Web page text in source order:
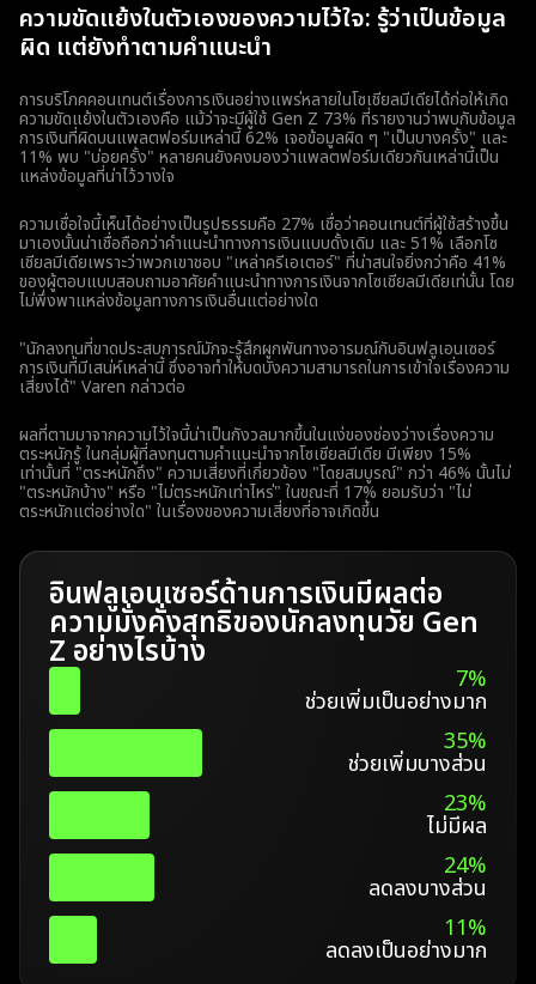
ความขัดแย้งในตัวเองของความไว้ใจ: รู้ว่าเป็นข้อมูล
ผิด แต่ยังทำตามคำแนะนำ
การบริโภคคอนเทนต์เรื่องการเงินอย่างแพร่หลายในโซเชียลมีเดียได้ก่อให้เกิด
ความขัดแย้งในตัวเองคือ แม้ว่าจะมีผู้ใช้ Gen Z 73% ที่รายงานว่าพบกับข้อมูล
การเงินที่ผิดบนแพลตฟอร์มเหล่านี้ 62% เจอข้อมูลผิด ๆ "เป็นบางครั้ง" และ
11% พบ "บ่อยครั้ง" หลายคนยังคงมองว่าแพลตฟอร์มเดียวกันเหล่านี้เป็น
แหล่งข้อมูลที่น่าไว้วางใจ
ความเชื่อใจนี้เห็นได้อย่างเป็นรูปธรรมคือ 27% เชื่อว่าคอนเทนต์ที่ผู้ใช้สร้างขึ้น
มาเองนั้นน่าเชื่อถือกว่าคำแนะนำทางการเงินแบบดั้งเดิม และ 51% เลือกโซ
เชียลมีเดียเพราะว่าพวกเขาชอบ "เหล่าครีเอเตอร์" ที่น่าสนใจยิ่งกว่าคือ 41%
ของผู้ตอบแบบสอบถามอาศัยคำแนะนำทางการเงินจากโซเชียลมีเดียเท่นั้น โดย
ไม่พึ่งพาแหล่งข้อมูลทางการเงินอื่นแต่อย่างใด
"นักลงทุนที่ขาดประสบการณ์มักจะรู้สึกผูกพันทางอารมณ์กับอินฟลูเอนเซอร์
การเงินที่มีเสน่ห์เหล่านี้ ซึ่งอาจทำให้บดบังความสามารถในการเข้าใจเรื่องความ
เสี่ยงได้" Varen กล่าวต่อ
ผลที่ตามมาจากความไว้ใจนี้น่าเป็นกังวลมากขึ้นในแง่ของช่องว่างเรื่องความ
ตระหนักรู้ ในกลุ่มผู้ที่ลงทุนตามคำแนะนำจากโซเชียลมีเดีย มีเพียง 15%
เท่านั้นที่ "ตระหนักถึง" ความเสี่ยงที่เกี่ยวข้อง "โดยสมบูรณ์" กว่า 46% นั้นไม่
"ตระหนักบ้าง" หรือ "ไม่ตระหนักเท่าไหร่" ในขณะที่ 17% ยอมรับว่า "ไม่
ตระหนักแต่อย่างใด" ในเรื่องของความเสี่ยงที่อาจเกิดขึ้น
อินฟลูเอนเซอร์ด้านการเงินมีผลต่อ
ความมั่งคั่งสุทธิของนักลงทุนวัย Gen
Z อย่างไรบ้าง
7%
ช่วยเพิ่มเป็นอย่างมาก
35%
ช่วยเพิ่มบางส่วน
23%
ไม่มีผล
24%
ลดลงบางส่วน
11%
ลดลงเป็นอย่างมาก